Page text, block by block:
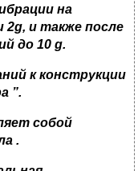
на
2g, и также после
до 10 g.
к конструкции
”.
собой
.